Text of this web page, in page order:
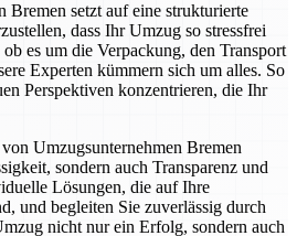
Bremen setzt auf eine strukturierte
dass Ihr Umzug so stressfrei
es um die Verpackung, den Transport
Experten kümmern sich um alles. So
Perspektiven konzentrieren, die Ihr
Umzugsunternehmen Bremen
sondern auch Transparenz und
Lösungen, die auf Ihre
und begleiten Sie zuverlässig durch
nicht nur ein Erfolg, sondern auch